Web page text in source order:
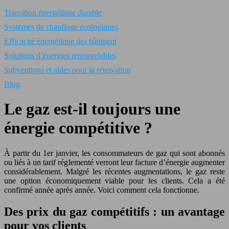
Transition énergétique durable
Systèmes de chauffage écologiques
Efficacité énergétique des bâtiment
Solutions d’énergies renouvelables
Subventions et aides pour la rénovation
Blog
Le gaz est-il toujours une
énergie compétitive ?
À partir du 1er janvier, les consommateurs de gaz qui sont abonnés
ou liés à un tarif réglementé verront leur facture d’énergie augmenter
considérablement. Malgré les récentes augmentations, le gaz reste
une option économiquement viable pour les clients. Cela a été
confirmé année après année. Voici comment cela fonctionne.
Des prix du gaz compétitifs : un avantage
pour vos clients